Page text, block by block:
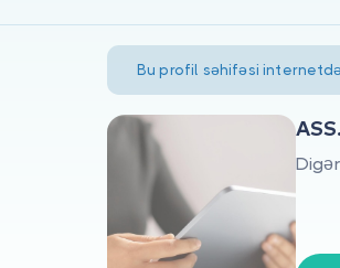
Bu profil səhifəsi
Digər